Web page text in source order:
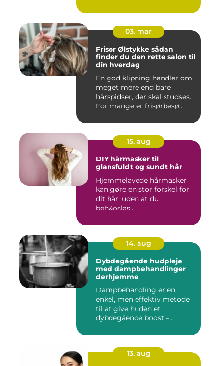
03. mar
Frisør Ølstykke sådan
finder du den rette salon til
din hverdag
En god klipning handler om
meget mere end bare
hårspidser, der skal studses.
For mange er frisørbesø...
15. aug
DIY hårmasker til
glansfuldt og sundt hår
Hjemmelavede hårmasker
kan gøre en stor forskel for
dit hår, uden at du
beh&oslas...
14. aug
Dybdegående hudpleje
med dampbehandlinger
derhjemme
Dampbehandling er en
enkel, men effektiv metode
til at give huden et
dybdegående boost –...
13. aug